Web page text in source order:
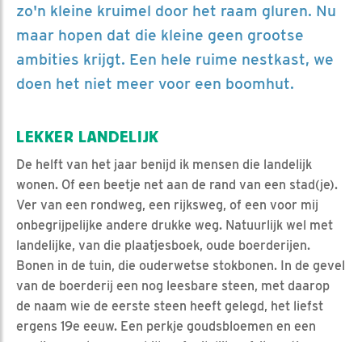
zo'n kleine kruimel door het raam gluren. Nu
maar hopen dat die kleine geen grootse
ambities krijgt. Een hele ruime nestkast, we
doen het niet meer voor een boomhut.
LEKKER LANDELIJK
De helft van het jaar benijd ik mensen die landelijk
wonen. Of een beetje net aan de rand van een stad(je).
Ver van een rondweg, een rijksweg, of een voor mij
onbegrijpelijke andere drukke weg. Natuurlijk wel met
landelijke, van die plaatjesboek, oude boerderijen.
Bonen in de tuin, die ouderwetse stokbonen. In de gevel
van de boerderij een nog leesbare steen, met daarop
de naam wie de eerste steen heeft gelegd, het liefst
ergens 19e eeuw. Een perkje goudsbloemen en een